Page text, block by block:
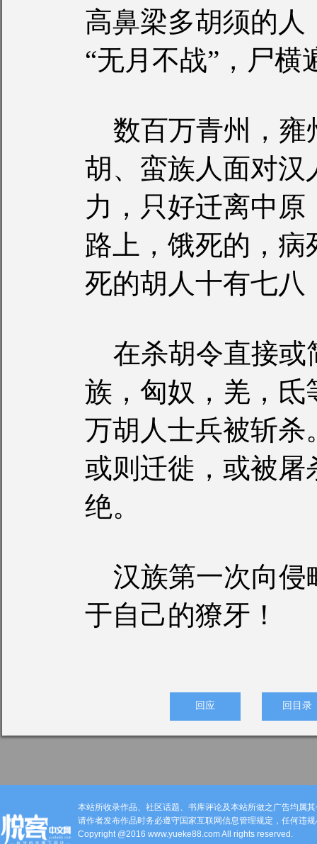
高鼻梁多胡须的人
“无月不战”，尸横
数百万青州，雍
胡、蛮族人面对汉
力，只好迁离中
路上，饿死的，
死的胡人十有七八
在杀胡令直接或
族，匈奴，羌，氐
万胡人士兵被斩杀
或则迁徙，或被屠
绝。
汉族第一次向侵
于自己的獠牙！
回应 回目录
本站所收录作品、社区话题、书库评论及本站所做之广告均属
请作者发布作品时务必遵守国家互联网信息管理规定，任何违
Copyright @2016 www.yueke88.com All rights reserved.